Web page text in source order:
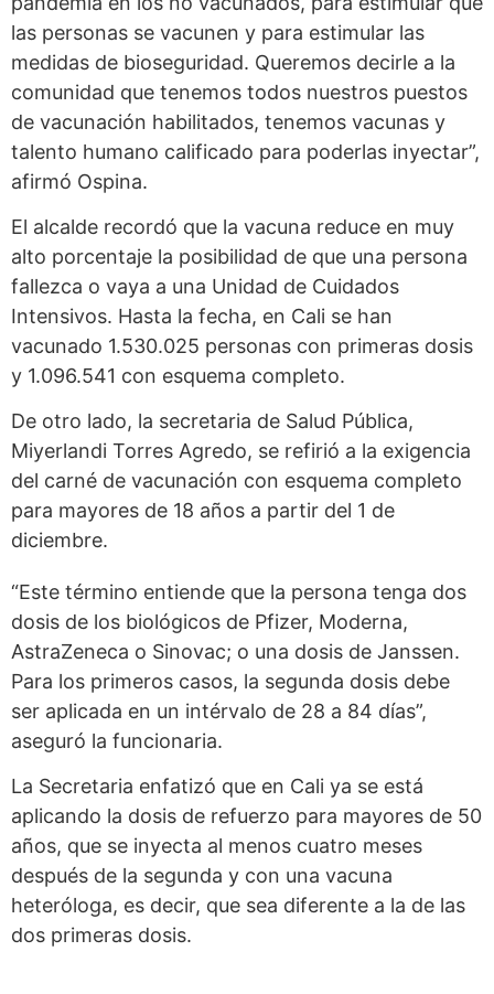
las personas se vacunen y para estimular las
medidas de bioseguridad. Queremos decirle a la
comunidad que tenemos todos nuestros puestos
de vacunación habilitados, tenemos vacunas y
talento humano calificado para poderlas inyectar”,
afirmó Ospina.
El alcalde recordó que la vacuna reduce en muy
alto porcentaje la posibilidad de que una persona
fallezca o vaya a una Unidad de Cuidados
Intensivos. Hasta la fecha, en Cali se han
vacunado 1.530.025 personas con primeras dosis
y 1.096.541 con esquema completo.
De otro lado, la secretaria de Salud Pública,
Miyerlandi Torres Agredo, se refirió a la exigencia
del carné de vacunación con esquema completo
para mayores de 18 años a partir del 1 de
diciembre.
“Este término entiende que la persona tenga dos
dosis de los biológicos de Pfizer, Moderna,
AstraZeneca o Sinovac; o una dosis de Janssen.
Para los primeros casos, la segunda dosis debe
ser aplicada en un intérvalo de 28 a 84 días”,
aseguró la funcionaria.
La Secretaria enfatizó que en Cali ya se está
aplicando la dosis de refuerzo para mayores de 50
años, que se inyecta al menos cuatro meses
después de la segunda y con una vacuna
heteróloga, es decir, que sea diferente a la de las
dos primeras dosis.